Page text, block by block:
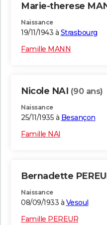
Marie-therese
Naissance
19/11/1943 à Strasbourg
Famille MANN
Nicole NAI (90 ans)
Naissance
25/11/1935 à Besançon
Famille NAI
Bernadette
Naissance
08/09/1933 à Vesoul
Famille PEREUR